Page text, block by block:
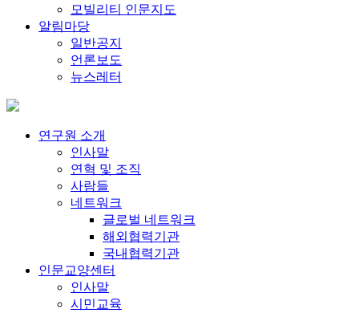
모빌리티 인문지도
알림마당
일반공지
언론보도
뉴스레터
연구원 소개
인사말
연혁 및 조직
사람들
네트워크
글로벌 네트워크
해외협력기관
국내협력기관
인문교양센터
인사말
시민교육